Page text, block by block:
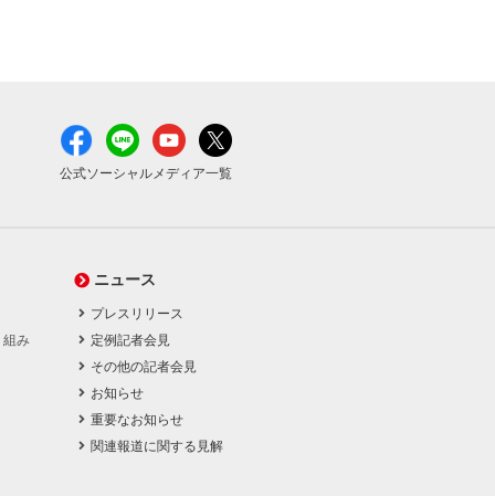
公式ソーシャルメディア一覧
組み
ニュース
プレスリリース
定例記者会見
その他の記者会見
お知らせ
重要なお知らせ
関連報道に関する見解